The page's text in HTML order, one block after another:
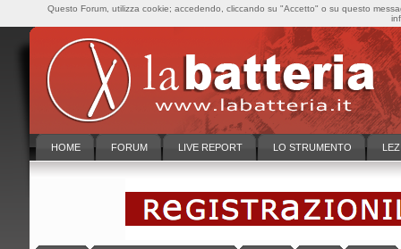
HOME FORUM LIVE REPORT LO STRUMENTO
Questo Forum, utilizza cookie; accedendo, cliccando su "Accetto" o su questo